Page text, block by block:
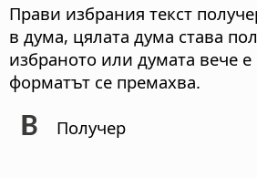
Прави избрания текст
в дума, цялата дума става
избраното или думата вече е
форматът се премахва.
Получер